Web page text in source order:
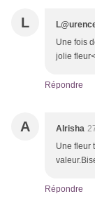
L
Une fois
jolie
Répondre
A Alrisha
Une fleur
Répondre